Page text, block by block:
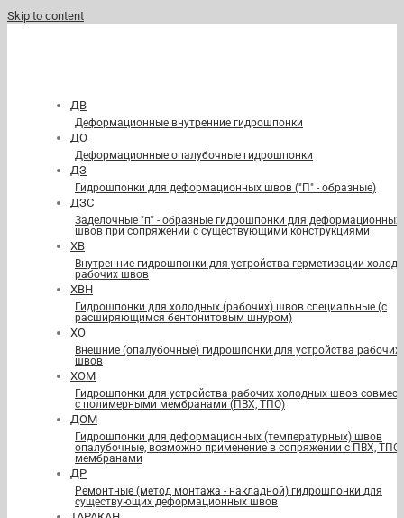
Skip to content
ДВ
Деформационные внутренние гидрошпонки
ДО
Деформационные опалубочные гидрошпонки
ДЗ
Гидрошпонки для деформационных швов ("П" - образные)
ДЗС
Заделочные "п" - образные гидрошпонки для деформационных
швов при сопряжении с существующими конструкциями
ХВ
Внутренние гидрошпонки для устройства герметизации
рабочих швов
ХВН
Гидрошпонки для холодных (рабочих) швов специальные (с
расширяющимся бентонитовым шнуром)
ХО
Внешние (опалубочные) гидрошпонки для устройства рабочих
швов
ХОМ
Гидрошпонки для устройства рабочих холодных швов
с полимерными мембранами (ПВХ, ТПО)
ДОМ
Гидрошпонки для деформационных (температурных) швов
опалубочные, возможно применение в сопряжении с ПВХ, ТПО
мембранами
ДР
Ремонтные (метод монтажа - накладной) гидрошпонки для
существующих деформационных швов